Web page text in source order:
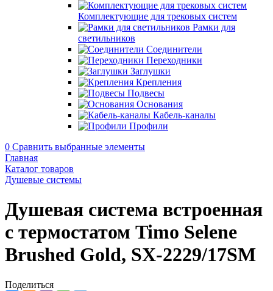
Комплектующие для трековых систем
Рамки для
светильников
Соединители
Переходники
Заглушки
Крепления
Подвесы
Основания
Кабель-каналы
Профили
0 Сравнить выбранные элементы
Главная
Каталог товаров
Душевые системы
Душевая система встроенная
с термостатом Timo Selene
Brushed Gold, SX-2229/17SM
Поделиться